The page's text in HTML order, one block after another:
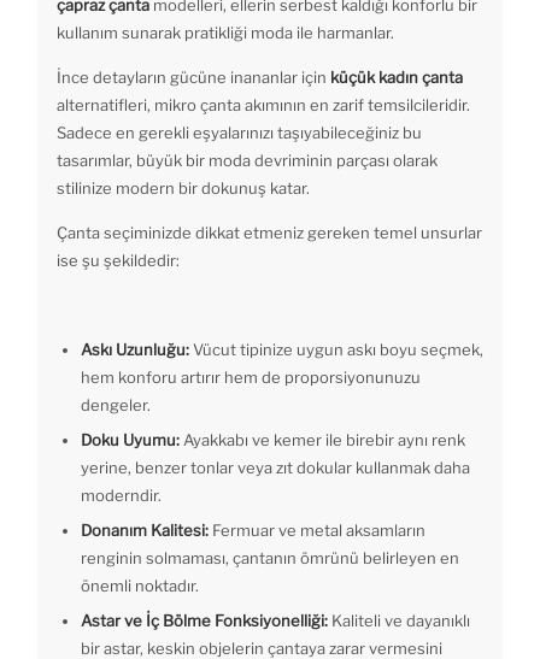
çapraz çanta modelleri, ellerin serbest kaldığı konforlu bir
kullanım sunarak pratikliği moda ile harmanlar.
İnce detayların gücüne inananlar için küçük kadın çanta
alternatifleri, mikro çanta akımının en zarif temsilcileridir.
Sadece en gerekli eşyalarınızı taşıyabileceğiniz bu
tasarımlar, büyük bir moda devriminin parçası olarak
stilinize modern bir dokunuş katar.
Çanta seçiminizde dikkat etmeniz gereken temel unsurlar
ise şu şekildedir:
Askı Uzunluğu:Vücut tipinize uygun askı boyu seçmek,
hem konforu artırır hem de proporsiyonunuzu
dengeler.
Doku Uyumu:Ayakkabı ve kemer ile birebir aynı renk
yerine, benzer tonlar veya zıt dokular kullanmak daha
moderndir.
Donanım Kalitesi: Fermuar ve metal aksamların
renginin solmaması, çantanın ömrünü belirleyen en
önemli noktadır.
Astar ve İç Bölme Fonksiyonelliği: Kaliteli ve dayanıklı
bir astar, keskin objelerin çantaya zarar vermesini